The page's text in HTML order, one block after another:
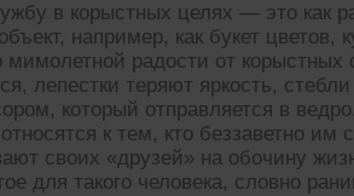
в корыстных целях — это как
например, как букет
мимолетной радости от
лепестки теряют яркость,
который отправляется в
к тем, кто беззаветно
своих «друзей» на обочину
для такого человека, словно